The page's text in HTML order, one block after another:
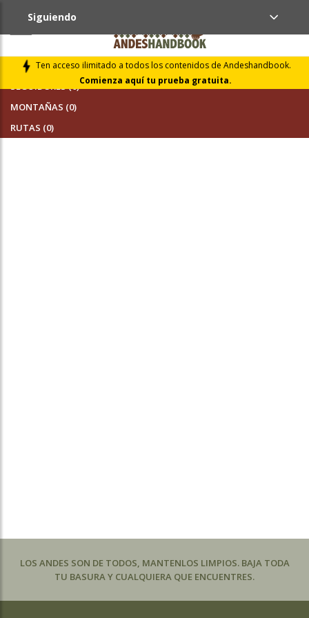
Ten acceso ilimitado a todos los contenidos de Andeshandbook.
Comienza aquí tu prueba gratuita.
Siguiendo
SEGUIDORES (0)
MONTAÑAS (0)
RUTAS (0)
LOS ANDES SON DE TODOS, MANTENLOS LIMPIOS. BAJA TODA
TU BASURA Y CUALQUIERA QUE ENCUENTRES.